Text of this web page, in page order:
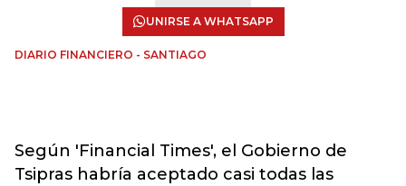
UNIRSE A WHATSAPP
DIARIO FINANCIERO - SANTIAGO
Según 'Financial Times', el Gobierno de
Tsipras habría aceptado casi todas las